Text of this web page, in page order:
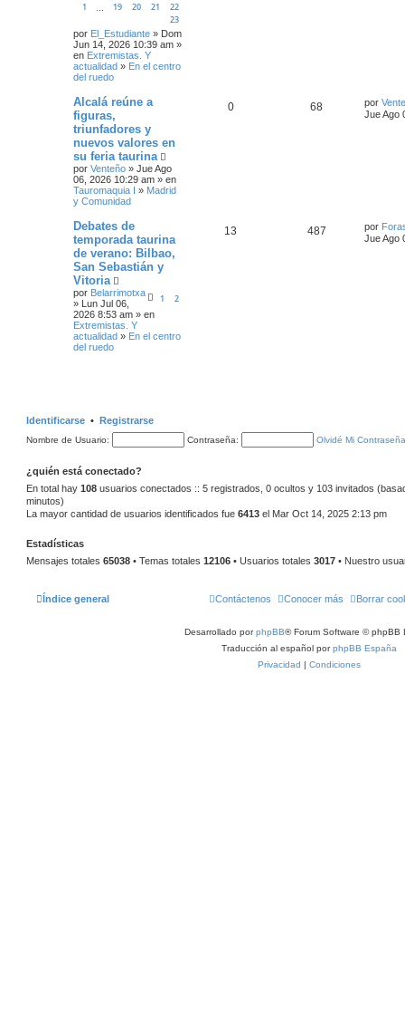
1 19 20 21
22
23
por El_Estudiante » Dom
Jun 14, 2026 10:39 am »
en Extremistas. Y
actualidad » En el centro
del ruedo
Alcalá reúne a
figuras,
triunfadores y
nuevos valores en
su feria taurina
por Venteño » Jue Ago
06, 2026 10:29 am » en
Tauromaquia I
» Madrid
y Comunidad
0 68 por
Jue Ago
Debates de
temporada taurina
de verano: Bilbao,
San Sebastián y
Vitoria
1 2
por Belarrimotxa
» Lun Jul 06,
2026 8:53 am » en
Extremistas. Y
actualidad » En el centro
del ruedo
13 487 por
Jue Ago
Identificarse • Registrarse
Nombre de Usuario: Contraseña: Olvidé Mi Contraseña
¿quién está conectado?
En total hay 108 usuarios conectados :: 5 registrados, 0 ocultos y 103 invitados
minutos)
La mayor cantidad de usuarios identificados fue 6413 el Mar Oct 14, 2025 2:13 pm
Estadísticas
Mensajes totales 65038 • Temas totales 12106 • Usuarios totales 3017 • Nuestro
Índice general Borrar
Conocer más
Contáctenos
Desarrollado porphpBB® Forum Software © phpBB
Traducción al español porphpBB España
Privacidad | Condiciones